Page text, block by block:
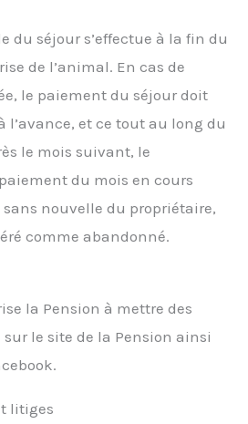
du séjour s’effectue à la fin du
de l’animal. En cas de
le paiement du séjour doit
l’avance, et ce tout au long du
le mois suivant, le
du mois en cours
sans nouvelle du propriétaire,
comme abandonné.
la Pension à mettre des
le site de la Pension ainsi
litiges